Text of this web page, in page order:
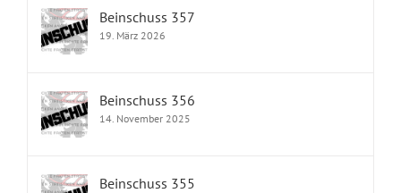
Beinschuss 357
19. März 2026
Beinschuss 356
14. November 2025
Beinschuss 355